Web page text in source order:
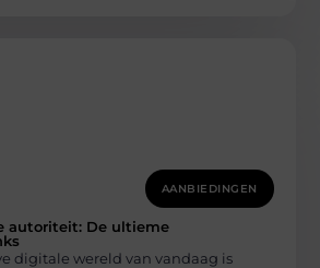
AANBIEDINGEN
autoriteit: De ultieme
digitale wereld van vandaag is